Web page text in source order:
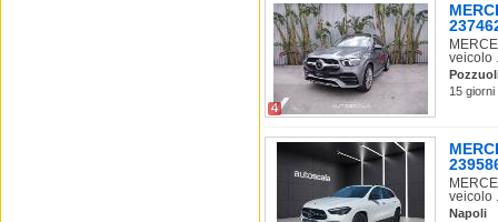
4
veicolo
15
veicolo
Napoli